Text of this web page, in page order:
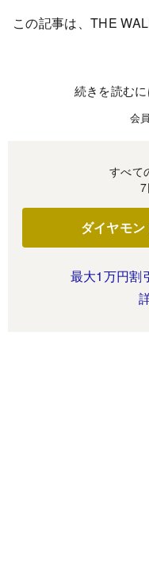
この記事は、THE
続きを読むに
会
すべて
ダイヤモ
最大1万円割